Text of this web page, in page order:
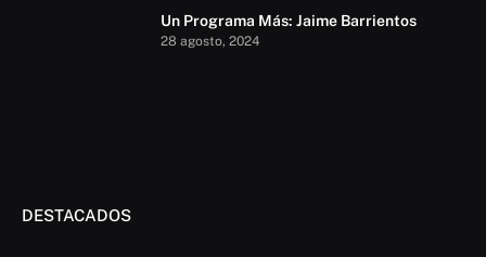
Un Programa Más: Jaime Barrientos
28 agosto, 2024
DESTACADOS